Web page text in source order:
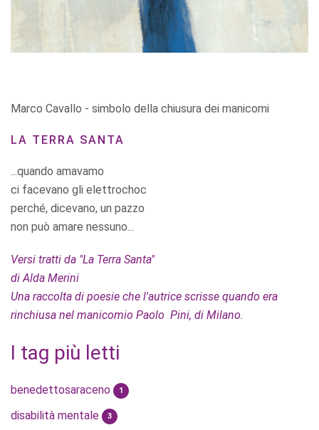
Marco Cavallo - simbolo della chiusura dei manicomi
LA TERRA SANTA
...quando amavamo
ci facevano gli elettrochoc
perché, dicevano, un pazzo
non può amare nessuno...
Versi tratti da "La Terra Santa"
di Alda Merini
Una raccolta di poesie che l'autrice scrisse quando era
rinchiusa nel manicomio Paolo Pini, di Milano.
I tag più letti
benedettosaraceno 1
disabilità mentale 3